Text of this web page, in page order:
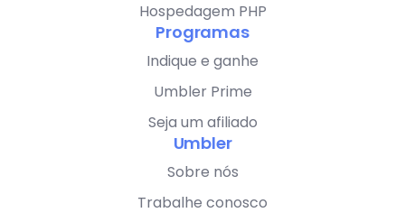
Hospedagem PHP
Programas
Indique e ganhe
Umbler Prime
Seja um afiliado
Umbler
Sobre nós
Trabalhe conosco